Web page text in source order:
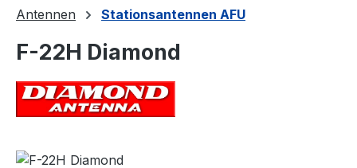
Antennen Stationsantennen AFU
F-22H Diamond
Bildergalerie überspringen